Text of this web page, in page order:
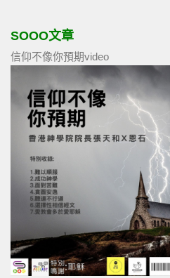
SOOO文章
信仰不像你預期video